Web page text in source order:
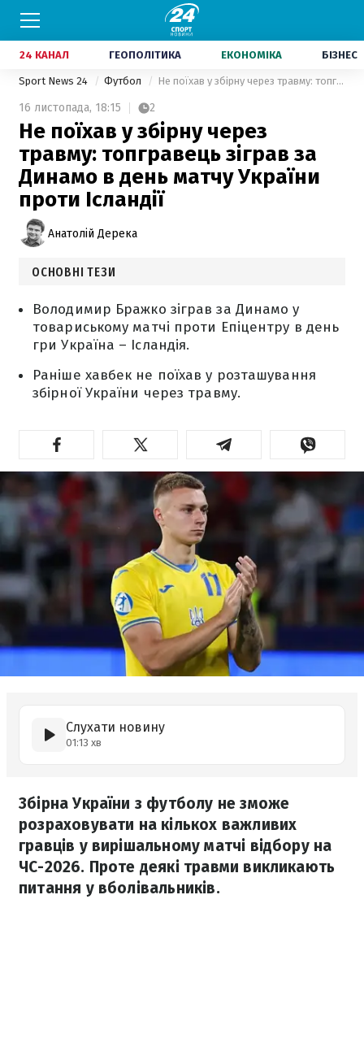
24 КАНАЛ ГЕОПОЛІТИКА ЕКОНОМІКА БІЗНЕС
Sport News 24 Футбол Не поїхав у збірну через травму: топгравець зіграв за Динамо в день матчу України проти Ісландії
16 листопада, 18:15 2
Не поїхав у збірну через
травму: топгравець зіграв за
Динамо в день матчу України
проти Ісландії
Анатолій Дерека
ОСНОВНІ ТЕЗИ
Володимир Бражко зіграв за Динамо у
товариському матчі проти Епіцентру в день
гри Україна – Ісландія.
Раніше хавбек не поїхав у розташування
збірної України через травму.
Слухати новину
01:13 хв
Збірна України з футболу не зможе
розраховувати на кількох важливих
гравців у вирішальному матчі відбору на
ЧС-2026. Проте деякі травми викликають
питання у вболівальників.